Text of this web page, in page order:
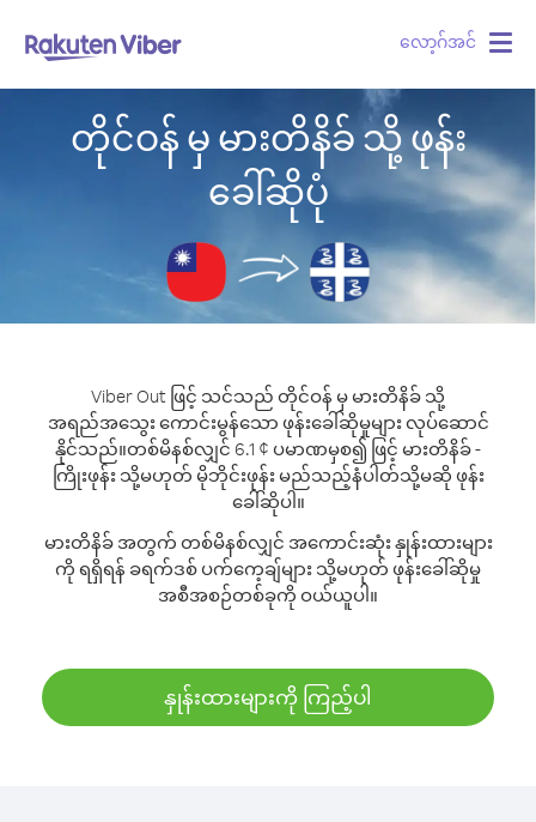
လော့ဂ်အင်
တိုင်ဝန် မှ မားတိနိခ် သို့ ဖုန်း
ခေါ်ဆိုပုံ
Viber Out ဖြင့် သင်သည် တိုင်ဝန် မှ မားတိနိခ် သို့
အရည်အသွေး ကောင်းမွန်သော ဖုန်းခေါ်ဆိုမှုများ လုပ်ဆောင်
နိုင်သည်။တစ်မိနစ်လျှင် 6.1 ¢ ပမာဏမှစ၍ ဖြင့် မားတိနိခ် -
ကြိုးဖုန်း သို့မဟုတ် မိုဘိုင်းဖုန်း မည်သည့်နံပါတ်သို့မဆို ဖုန်း
ခေါ်ဆိုပါ။
မားတိနိခ် အတွက် တစ်မိနစ်လျှင် အကောင်းဆုံး နှုန်းထားများ
ကို ရရှိရန် ခရက်ဒစ် ပက်ကေ့ချ်များ သို့မဟုတ် ဖုန်းခေါ်ဆိုမှု
အစီအစဉ်တစ်ခုကို ဝယ်ယူပါ။
နှုန်းထားများကို ကြည့်ပါ